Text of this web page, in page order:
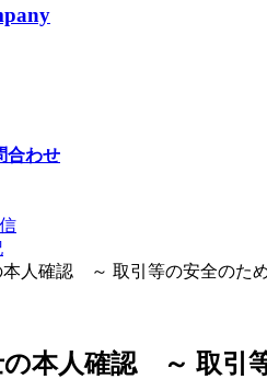
合わせ
本人確認 ～ 取引等の安全のた
の本人確認 ～ 取引